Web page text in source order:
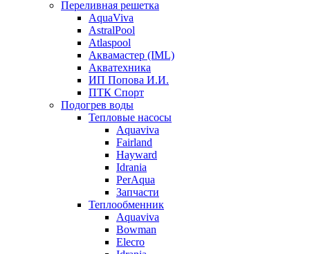
Переливная решетка
AquaViva
AstralPool
Atlaspool
Аквамастер (IML)
Акватехника
ИП Попова И.И.
ПТК Спорт
Подогрев воды
Тепловые насосы
Aquaviva
Fairland
Hayward
Idrania
PerAqua
Запчасти
Теплообменник
Aquaviva
Bowman
Elecro